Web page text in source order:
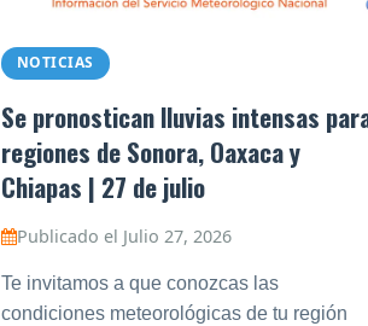
NOTICIAS
Se pronostican lluvias intensas
regiones de Sonora, Oaxaca y
Chiapas | 27 de julio
Publicado el Julio 27, 2026
Te invitamos a que conozcas las
condiciones meteorológicas de tu región